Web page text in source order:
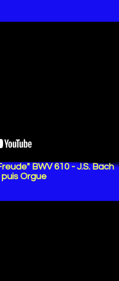
BWV 610 - J.S. Bach
puis Orgue